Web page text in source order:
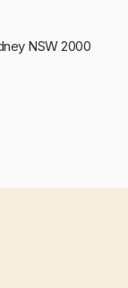
NSW 2000